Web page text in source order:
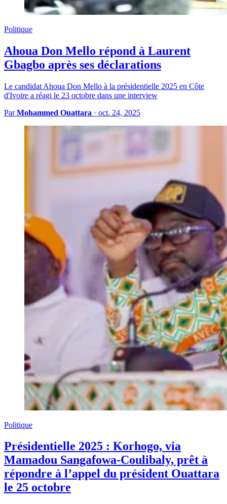
Politique
Ahoua Don Mello répond à Laurent
Gbagbo après ses déclarations
Le candidat Ahoua Don Mello à la présidentielle 2025 en Côte
d'Ivoire a réagi le 23 octobre dans une interview
ParMohammed Ouattara · oct. 24, 2025
Politique
Présidentielle 2025 : Korhogo, via
Mamadou Sangafowa-Coulibaly, prêt à
répondre à l’appel du président Ouattara
le 25 octobre